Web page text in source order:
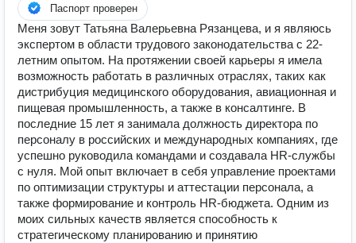
Паспорт проверен
Меня зовут Татьяна Валерьевна Рязанцева, и я являюсь
экспертом в области трудового законодательства с 22-
летним опытом. На протяжении своей карьеры я имела
возможность работать в различных отраслях, таких как
дистрибуция медицинского оборудования, авиационная и
пищевая промышленность, а также в консалтинге. В
последние 15 лет я занимала должность директора по
персоналу в российских и международных компаниях, где
успешно руководила командами и создавалa HR-службы
с нуля. Мой опыт включает в себя управление проектами
по оптимизации структуры и аттестации персонала, а
также формирование и контроль HR-бюджета. Одним из
моих сильных качеств является способность к
стратегическому планированию и принятию